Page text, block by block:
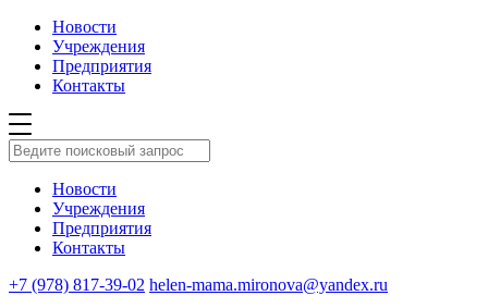
Новости
Учреждения
Предприятия
Контакты
Новости
Учреждения
Предприятия
Контакты
+7 (978) 817-39-02 helen-mama.mironova@yandex.ru